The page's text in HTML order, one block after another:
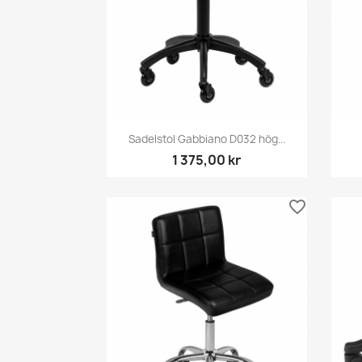
Snabbvy
Sadelstol Gabbiano D032 hög...
1 375,00 kr
favorite_border